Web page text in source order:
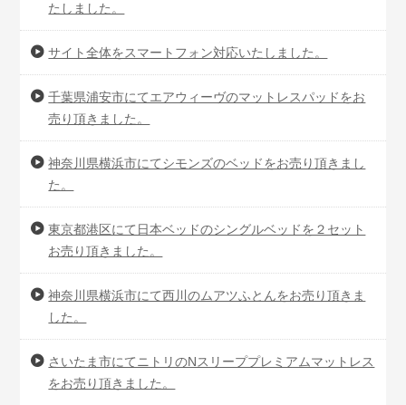
たしました。
サイト全体をスマートフォン対応いたしました。
千葉県浦安市にてエアウィーヴのマットレスパッドをお
売り頂きました。
神奈川県横浜市にてシモンズのベッドをお売り頂きまし
た。
東京都港区にて日本ベッドのシングルベッドを２セット
お売り頂きました。
神奈川県横浜市にて西川のムアツふとんをお売り頂きま
した。
さいたま市にてニトリのNスリーププレミアムマットレス
をお売り頂きました。